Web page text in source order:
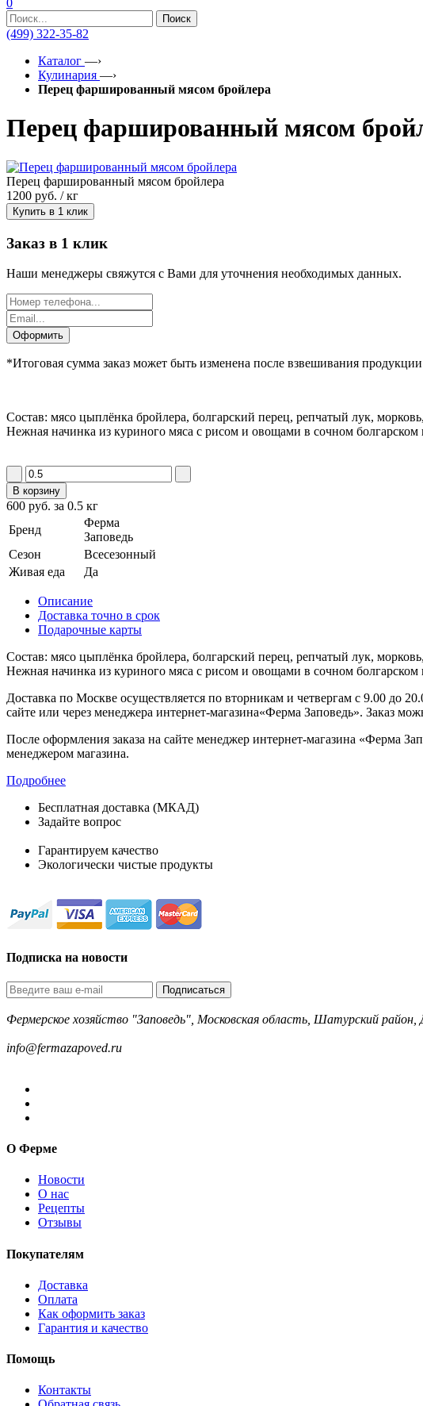
0
Поиск
(499) 322-35-82
Каталог —›
Кулинария —›
Перец фаршированный мясом бройлера
Перец фаршированный мясом
Перец фаршированный мясом бройлера
1200 руб. / кг
Купить в 1 клик
Заказ в 1 клик
Наши менеджеры свяжутся с Вами для уточнения необходимых данных.
Оформить
*Итоговая сумма заказ может быть изменена после взвешивания продукции
Состав: мясо цыплёнка бройлера, болгарский перец, репчатый лук,
Нежная начинка из куриного мяса с рисом и овощами в сочном
В корзину
600 руб. за 0.5 кг
Бренд
Ферма
Заповедь
Сезон
Всесезонный
Живая еда
Да
Описание
Доставка точно в срок
Подарочные карты
Состав: мясо цыплёнка бройлера, болгарский перец, репчатый лук,
Нежная начинка из куриного мяса с рисом и овощами в сочном
Доставка по Москве осуществляется по вторникам и четвергам с 9.00 до
сайте или через менеджера интернет-магазина«Ферма Заповедь». Заказ
После оформления заказа на сайте менеджер интернет-магазина «Ферма
менеджером магазина.
Подробнее
Бесплатная доставка (МКАД)
Задайте вопрос
Гарантируем качество
Экологически чистые продукты
Подписка на новости
Подписаться
Фермерское хозяйство "Заповедь", Московская область, Шатурский район,
info@fermazapoved.ru
О Ферме
Новости
О нас
Рецепты
Отзывы
Покупателям
Доставка
Оплата
Как оформить заказ
Гарантия и качество
Помощь
Контакты